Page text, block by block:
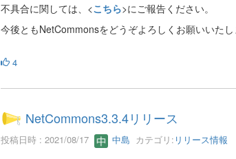
不具合に関しては、<こちら>にご報告ください。
今後ともNetCommonsをどうぞよろしくお願いいたし
4
NetCommons3.3.4リリース
投稿日時 : 2021/08/17 中島 カテゴリ: リリース情報